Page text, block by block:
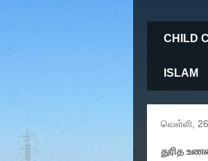
CHILD
ISLAM
வெள்ளி,
துரித